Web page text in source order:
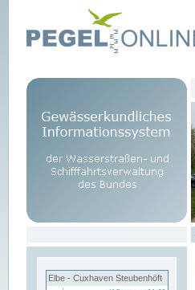
Elbe - Cuxhaven Steubenhöft